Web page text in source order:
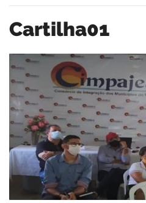
cartilha01